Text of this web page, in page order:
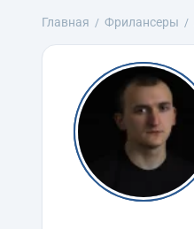
Главная Фрилансеры